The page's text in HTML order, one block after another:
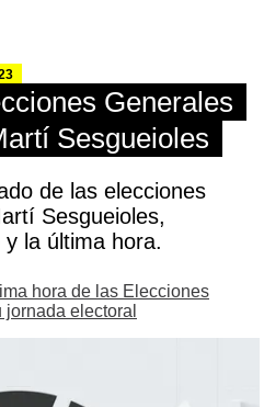
Generales
Sesgueioles
de las elecciones
Sesgueioles,
la última hora.
hora de las Elecciones
electoral